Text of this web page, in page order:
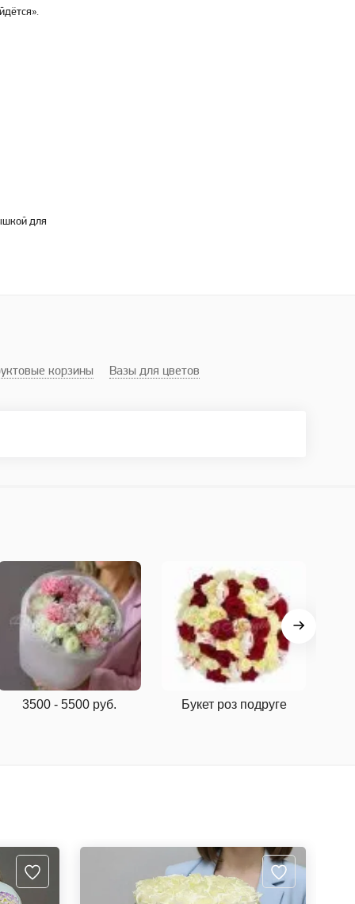
для
корзины Вазы для цветов
3500 - 5500 руб. Букет роз подруге